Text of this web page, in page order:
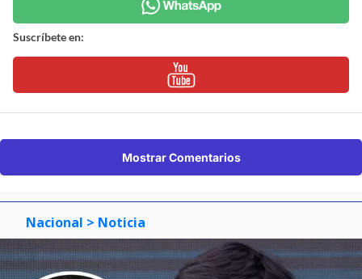
Suscríbete en:
Mostrar Comentarios
Nacional > Noticia